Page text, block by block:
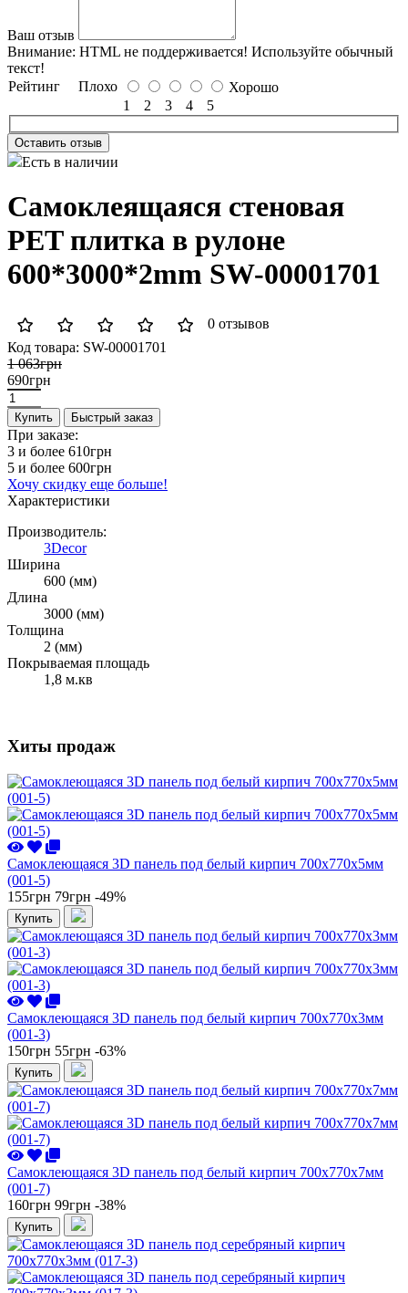
Ваш отзыв
Внимание: HTML не поддерживается! Используйте обычный
текст!
Рейтинг Плохо
Хорошо
1
2 3 4 5
Оставить отзыв
Есть в наличии
Самоклеящаяся стеновая
PET плитка в рулоне
600*3000*2mm SW-00001701
0 отзывов
Код товара: SW-00001701
1 063грн
690грн
Купить Быстрый заказ
При заказе:
3 и более 610грн
5 и более 600грн
Хочу скидку еще больше!
Характеристики
Производитель:
3Decor
Ширина
600 (мм)
Длина
3000 (мм)
Толщина
2 (мм)
Покрываемая площадь
1,8 м.кв
Хиты продаж
Самоклеющаяся 3D панель под белый кирпич 700x770x5мм
(001-5)
155грн 79грн -49%
Купить
Самоклеющаяся 3D панель под белый кирпич 700x770x3мм
(001-3)
150грн 55грн -63%
Купить
Самоклеющаяся 3D панель под белый кирпич 700x770x7мм
(001-7)
160грн 99грн -38%
Купить